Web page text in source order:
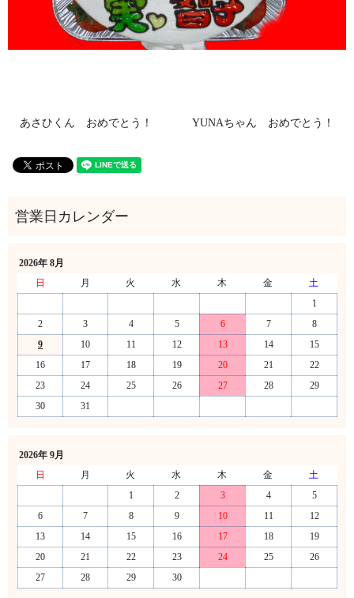
あさひくん おめでとう！ YUNAちゃん おめでとう！
2026年 8月
日
月 火 水 木 金
土
1
2
3 4 5 6 7
8
9
10 11 12 13 14
15
16
17 18 19 20 21
22
23
24 25 26 27 28
29
30
31
2026年 9月
日
月 火 水 木 金
土
1
2 3 4
5
6
7 8 9 10 11
12
13
14 15 16 17 18
19
20
21 22 23 24 25
26
27
28 29 30